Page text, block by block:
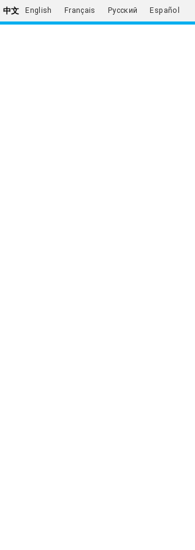
中文 English Français Русский Español